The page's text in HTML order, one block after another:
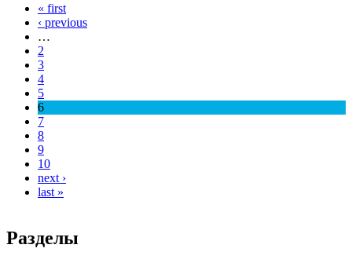
Pages« first
‹ previous
…
2
3
4
5
6
7
8
9
10
next ›
last »
Разделы